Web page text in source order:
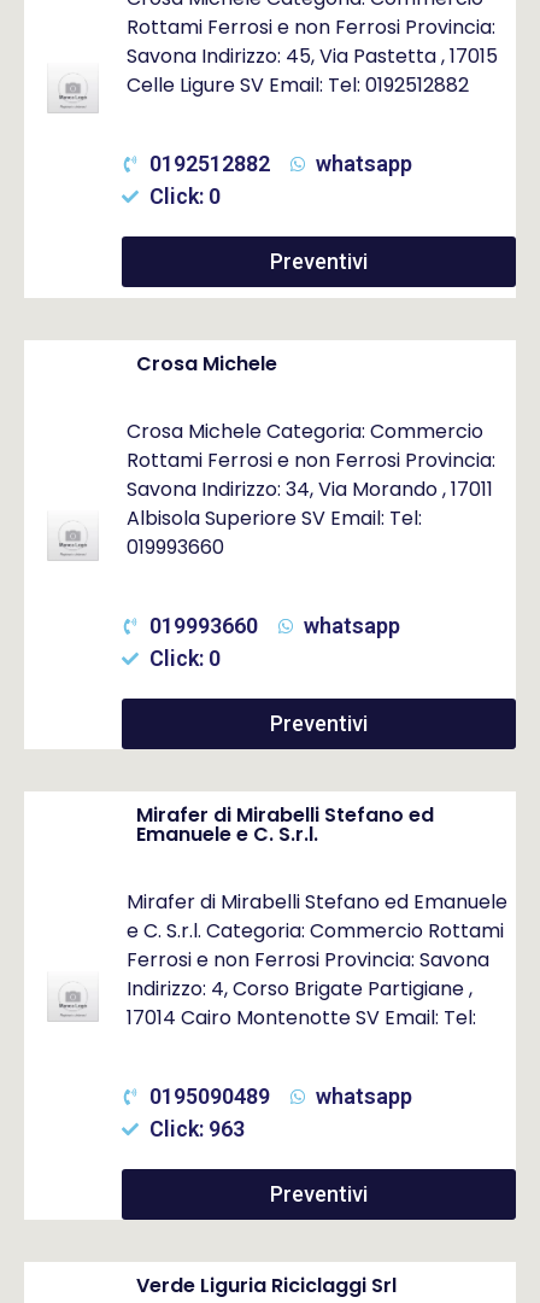
Rottami Ferrosi e non Ferrosi Provincia:
Savona Indirizzo: 45, Via Pastetta , 17015
Celle Ligure SV Email: Tel: 0192512882
0192512882
whatsapp
Click: 0
Preventivi
Crosa Michele
Crosa Michele Categoria: Commercio
Rottami Ferrosi e non Ferrosi Provincia:
Savona Indirizzo: 34, Via Morando , 17011
Albisola Superiore SV Email: Tel:
019993660
019993660
whatsapp
Click: 0
Preventivi
Mirafer di Mirabelli Stefano ed
Emanuele e C. S.r.l.
Mirafer di Mirabelli Stefano ed Emanuele
e C. S.r.l. Categoria: Commercio Rottami
Ferrosi e non Ferrosi Provincia: Savona
Indirizzo: 4, Corso Brigate Partigiane ,
17014 Cairo Montenotte SV Email: Tel:
0195090489
whatsapp
Click: 963
Preventivi
Verde Liguria Riciclaggi Srl